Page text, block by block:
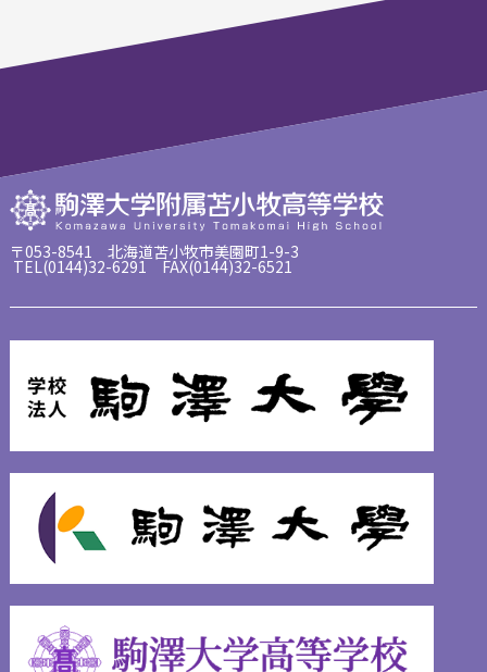
〒053-8541 北海道苫小牧市美園町1-9-3
TEL(0144)32-6291 FAX(0144)32-6521